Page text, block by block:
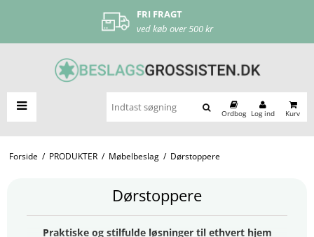
FRI FRAGT
ved køb over 500 kr
Ordbog Log ind Kurv
Forside / PRODUKTER / Møbelbeslag / Dørstoppere
Dørstoppere
Praktiske og stilfulde løsninger til ethvert hjem